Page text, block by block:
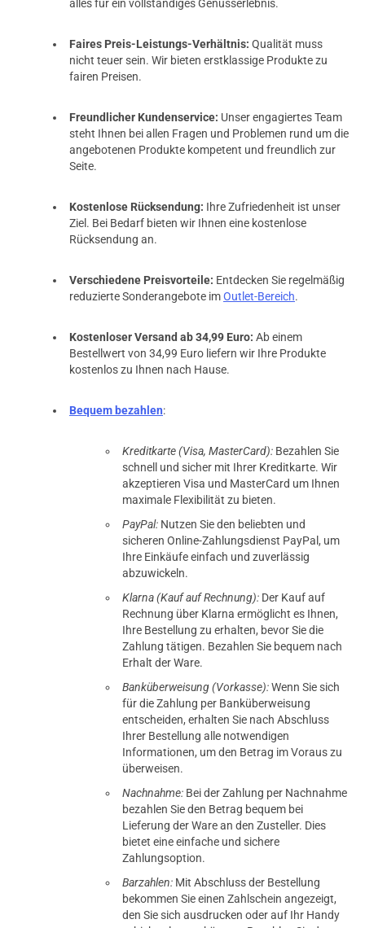
alles für ein vollständiges Genusserlebnis.
Faires Preis-Leistungs-Verhältnis: Qualität muss
nicht teuer sein. Wir bieten erstklassige Produkte zu
fairen Preisen.
Freundlicher Kundenservice: Unser engagiertes Team
steht Ihnen bei allen Fragen und Problemen rund um die
angebotenen Produkte kompetent und freundlich zur
Seite.
Kostenlose Rücksendung: Ihre Zufriedenheit ist unser
Ziel. Bei Bedarf bieten wir Ihnen eine kostenlose
Rücksendung an.
Verschiedene Preisvorteile: Entdecken Sie regelmäßig
reduzierte Sonderangebote imOutlet-Bereich.
Kostenloser Versand ab 34,99 Euro: Ab einem
Bestellwert von 34,99 Euro liefern wir Ihre Produkte
kostenlos zu Ihnen nach Hause.
Bequem bezahlen:
Kreditkarte (Visa, MasterCard): Bezahlen Sie
schnell und sicher mit Ihrer Kreditkarte. Wir
akzeptieren Visa und MasterCard um Ihnen
maximale Flexibilität zu bieten.
PayPal: Nutzen Sie den beliebten und
sicheren Online-Zahlungsdienst PayPal, um
Ihre Einkäufe einfach und zuverlässig
abzuwickeln.
Klarna (Kauf auf Rechnung): Der Kauf auf
Rechnung über Klarna ermöglicht es Ihnen,
Ihre Bestellung zu erhalten, bevor Sie die
Zahlung tätigen. Bezahlen Sie bequem nach
Erhalt der Ware.
Banküberweisung (Vorkasse):Wenn Sie sich
für die Zahlung per Banküberweisung
entscheiden, erhalten Sie nach Abschluss
Ihrer Bestellung alle notwendigen
Informationen, um den Betrag im Voraus zu
überweisen.
Nachnahme: Bei der Zahlung per Nachnahme
bezahlen Sie den Betrag bequem bei
Lieferung der Ware an den Zusteller. Dies
bietet eine einfache und sichere
Zahlungsoption.
Barzahlen: Mit Abschluss der Bestellung
bekommen Sie einen Zahlschein angezeigt,
den Sie sich ausdrucken oder auf Ihr Handy